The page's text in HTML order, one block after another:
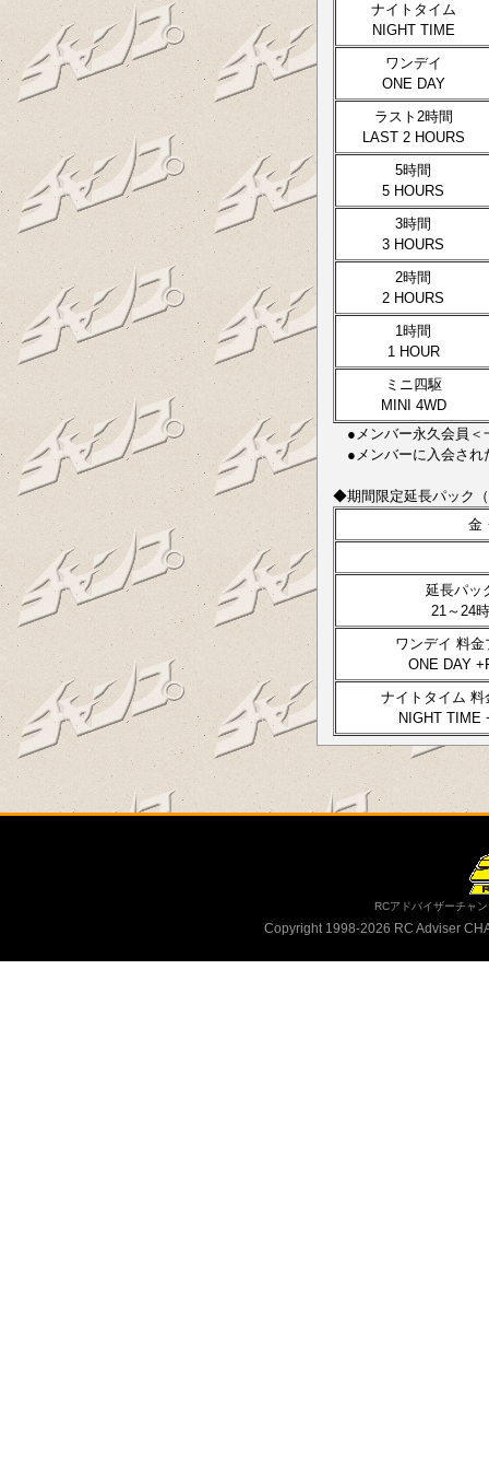
ナイトタイム
NIGHT TIME
ワンデイ
ONE DAY
ラスト2時間
LAST 2 HOURS
5時間
5 HOURS
3時間
3 HOURS
2時間
2 HOURS
1時間
1 HOUR
ミニ四駆
MINI 4WD
●メンバー永久会員＜
●メンバーに入会され
◆期間限定延長パック
金
延長パッ
21～24時
ワンデイ 料金
ONE DAY
ナイトタイム 料
NIGHT TIME
RCアドバイザーチャ
Copyright 1998-2026 RC Adviser